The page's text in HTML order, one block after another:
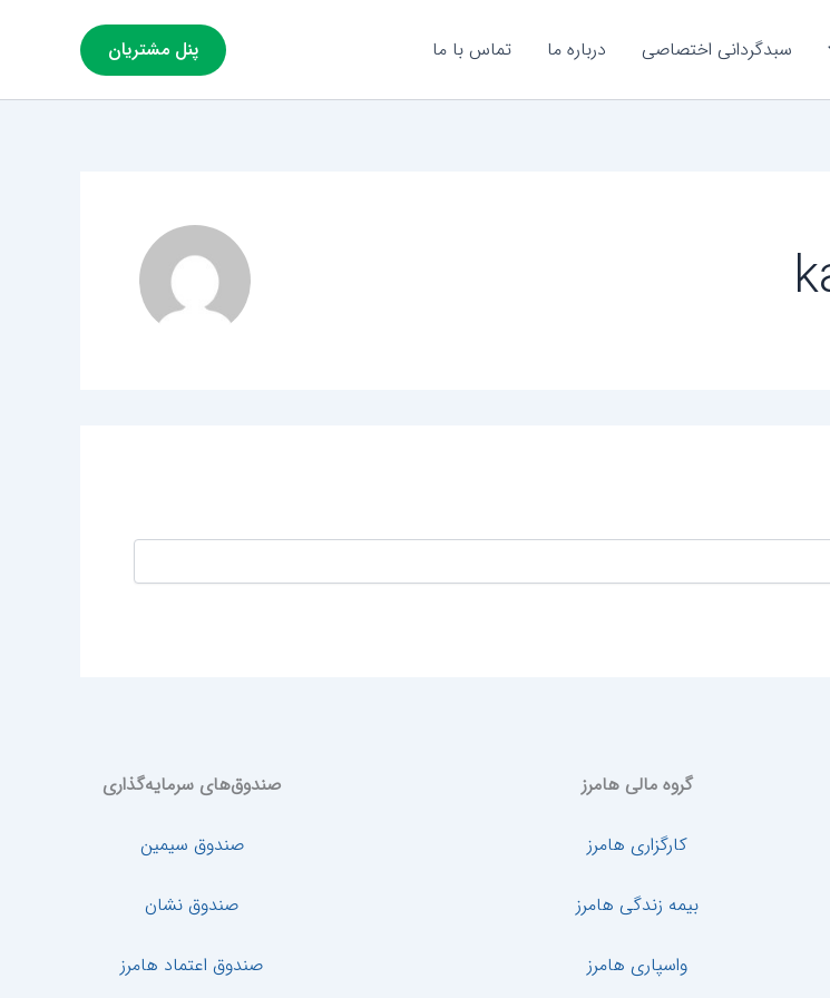
سبدگردانی اختصاصی درباره ما تماس با ما پنل مشتریان
گروه مالی هامرز
کارگزاری هامرز
بیمه زندگی هامرز
واسپاری هامرز
صندوق‌های سرمایه‌گذاری
صندوق سیمین
صندوق نشان
صندوق اعتماد هامرز